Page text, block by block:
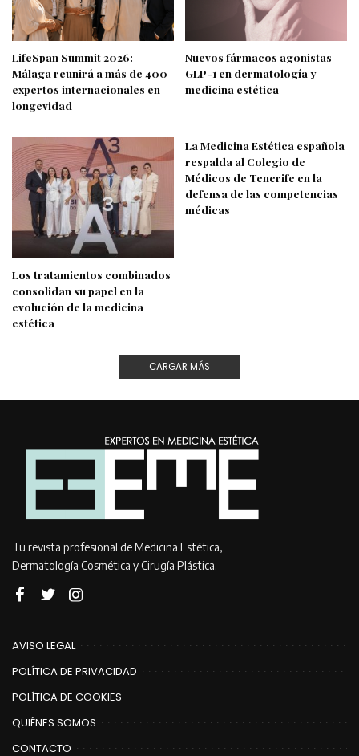
LifeSpan Summit 2026:
Málaga reunirá a más de 400
expertos internacionales en
longevidad
Nuevos fármacos agonistas
GLP-1 en dermatología y
medicina estética
Los tratamientos combinados
consolidan su papel en la
evolución de la medicina
estética
La Medicina Estética española
respalda al Colegio de
Médicos de Tenerife en la
defensa de las competencias
médicas
CARGAR MÁS
Tu revista profesional de Medicina Estética,
Dermatología Cosmética y Cirugía Plástica.
AVISO LEGAL
POLÍTICA DE PRIVACIDAD
POLÍTICA DE COOKIES
QUIÉNES SOMOS
CONTACTO